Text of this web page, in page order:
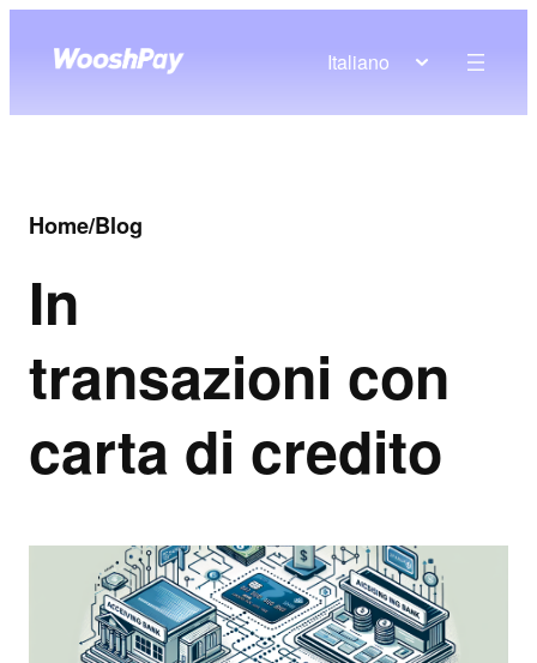
Italiano
Home/Blog
In
transazioni con
carta di credito